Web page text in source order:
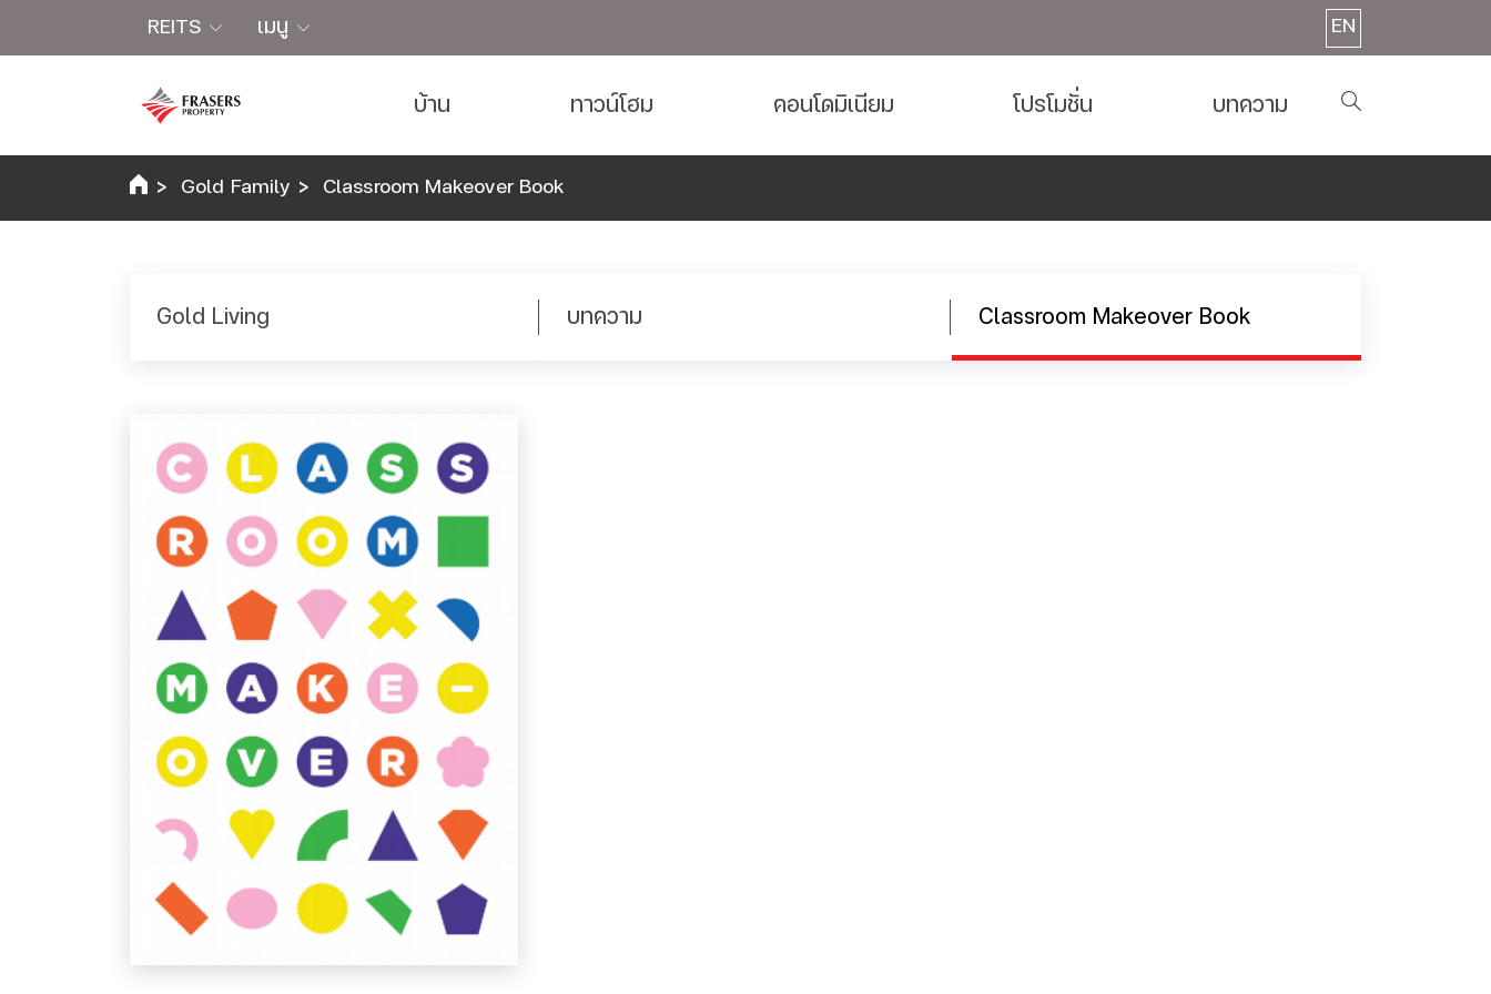
REITS เมนู EN
บ้าน ทาวน์โฮม คอนโดมิเนียม โปรโมชั่น บทความ
Gold Family Classroom Makeover Book
Gold Living บทความ Classroom Makeover Book